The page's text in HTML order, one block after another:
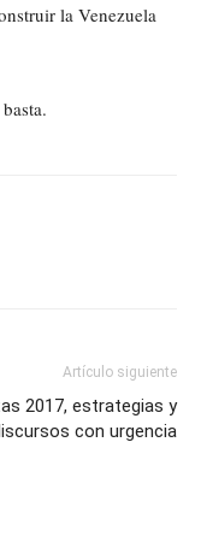
la Venezuela
Artículo siguiente
2017, estrategias y
con urgencia